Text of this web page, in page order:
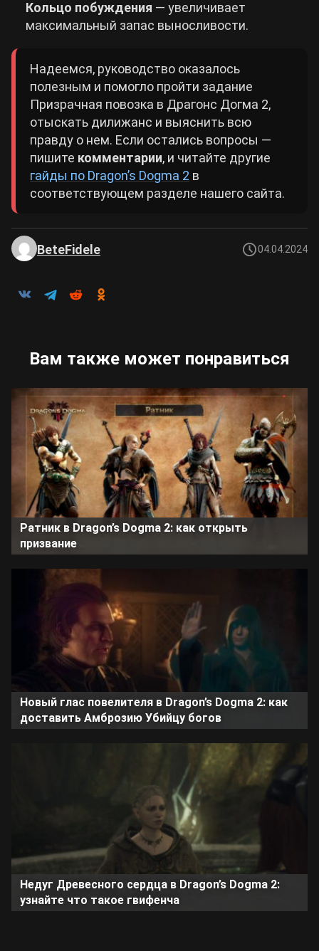
Кольцо побуждения — увеличивает
максимальный запас выносливости.
Надеемся, руководство оказалось
полезным и помогло пройти задание
Призрачная повозка в Драгонс Догма 2,
отыскать дилижанс и выяснить всю
правду о нем. Если остались вопросы —
пишите комментарии, и читайте другие
гайды по Dragon’s Dogma 2 в
соответствующем разделе нашего сайта.
BeteFidele 04.04.2024
Вам также может понравиться
Ратник в Dragon’s Dogma 2: как открыть
призвание
Новый глас повелителя в Dragon’s Dogma 2: как
доставить Амброзию Убийцу богов
Недуг Древесного сердца в Dragon’s Dogma 2:
узнайте что такое гвифенча